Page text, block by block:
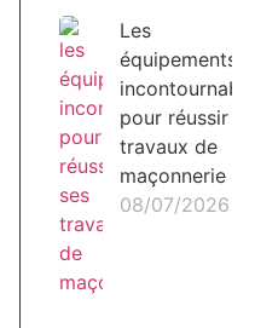
Les
équipements
incontournables
pour réussir ses
travaux de
maçonnerie
08/07/2026